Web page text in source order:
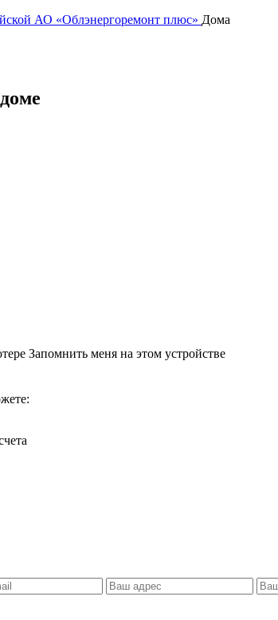
АО «Облэнергоремонт плюс» Дома
Запомнить меня на этом устройстве